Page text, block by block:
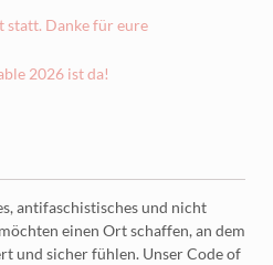
Danke für eure
2026 ist da!
antifaschistisches und nicht
einen Ort schaffen, an dem
und sicher fühlen. Unser Code of